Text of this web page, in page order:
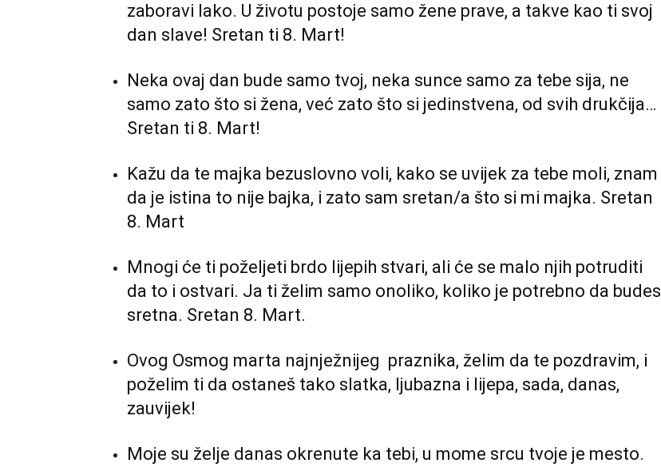
zaboravi lako. U životu postoje samo žene prave, a takve kao ti svoj
dan slave! Sretan ti 8. Mart!
Neka ovaj dan bude samo tvoj, neka sunce samo za tebe sija, ne
samo zato što si žena, već zato što si jedinstvena, od svih drukčija…
Sretan ti 8. Mart!
Kažu da te majka bezuslovno voli, kako se uvijek za tebe moli, znam
da je istina to nije bajka, i zato sam sretan/a što si mi majka. Sretan
8. Mart
Mnogi će ti poželjeti brdo lijepih stvari, ali će se malo njih potruditi
da to i ostvari. Ja ti želim samo onoliko, koliko je potrebno da budes
sretna. Sretan 8. Mart.
Ovog Osmog marta najnježnijeg praznika, želim da te pozdravim, i
poželim ti da ostaneš tako slatka, ljubazna i lijepa, sada, danas,
zauvijek!
Moje su želje danas okrenute ka tebi, u mome srcu tvoje je mesto.